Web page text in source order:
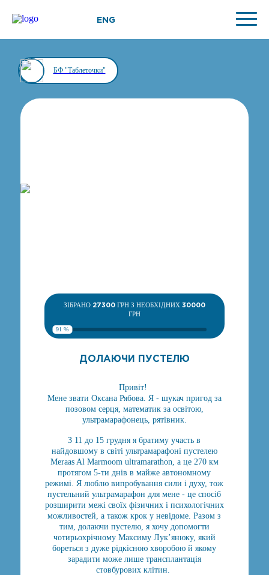
ENG
БФ "Таблеточки"
ЗІБРАНО 27300ГРН З НЕОБХІДНИХ 30000
ГРН
91 %
ДОЛАЮЧИ ПУСТЕЛЮ
Привіт!
Мене звати Оксана Рябова. Я - шукач пригод за
позовом серця, математик за освітою,
ультрамарафонець, рятівник.
З 11 до 15 грудня я братиму участь в
найдовшому в світі ультрамарафоні пустелею
Meraas Al Marmoom ultramarathon, а це 270 км
протягом 5-ти днів в майже автономному
режимі. Я люблю випробування сили і духу, тож
пустельний ультрамарафон для мене - це спосіб
розширити межі своїх фізичних і психологічних
можливостей, а також крок у невідоме. Разом з
тим, долаючи пустелю, я хочу допомогти
чотирьохрічному Максиму Лук’янюку, який
бореться з дуже рідкісною хворобою й якому
зарадити може лише трансплантація
стовбурових клітин.